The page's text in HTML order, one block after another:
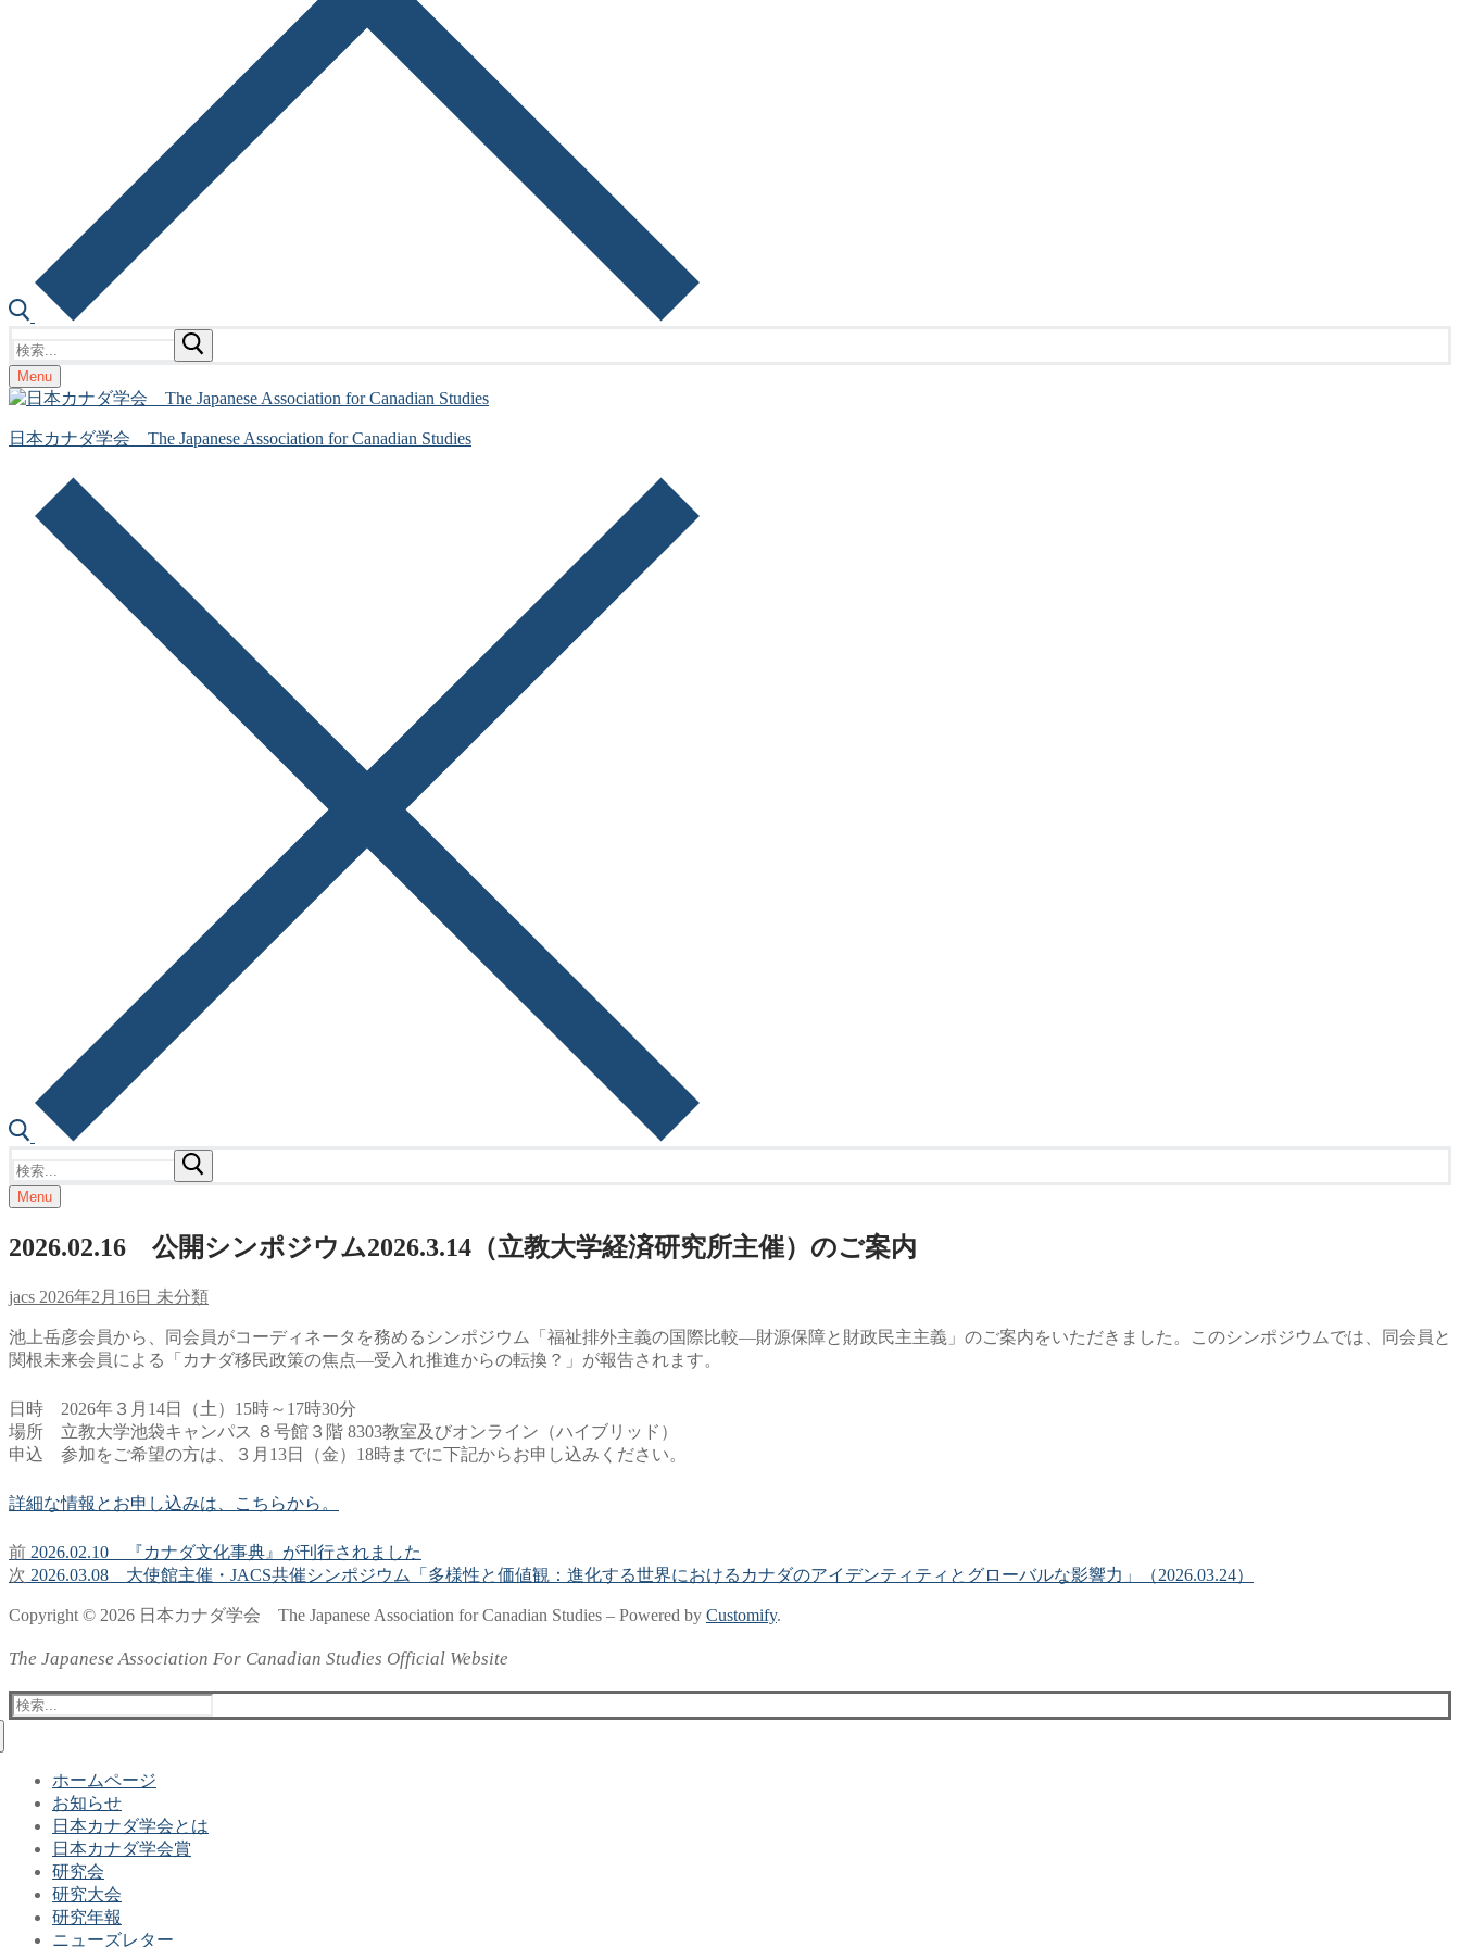
索:
Menu
日本カナダ学会 The Japanese Association for Canadian Studies
索:
Menu
2026.02.16 公開シンポジウム2026.3.14（立教大学経済研究所主催）のご案内
jacs 2026年2月16日 未分類
池上岳彦会員から、同会員がコーディネータを務めるシンポジウム「福祉排外主義の国際比較—財源保障と財政民主主義」のご案内をいただきました。このシンポジウムでは、同会員と
関根未来会員による「カナダ移民政策の焦点—受入れ推進からの転換？」が報告されます。
日時 2026年３月14日（土）15時～17時30分
場所 立教大学池袋キャンパス ８号館３階 8303教室及びオンライン（ハイブリッド）
申込 参加をご希望の方は、３月13日（金）18時までに下記からお申し込みください。
詳細な情報とお申し込みは、こちらから。
投
稿
ナ
ビ
ゲ
前 前
の
稿:
2026.02.10 『カナダ文化事典』が刊行されました
次 次
投
2026.03.08 大使館主催・JACS共催シンポジウム「多様性と価値観：進化する世界におけるカナダのアイデンティティとグローバルな影響力」（2026.03.24）
Copyright © 2026 日本カナダ学会 The Japanese Association for Canadian Studies – Powered by Customify.
The Japanese Association For Canadian Studies Official Website
検
索:
ホームページ
お知らせ
日本カナダ学会とは
日本カナダ学会賞
研究会
研究大会
研究年報
ニューズレター